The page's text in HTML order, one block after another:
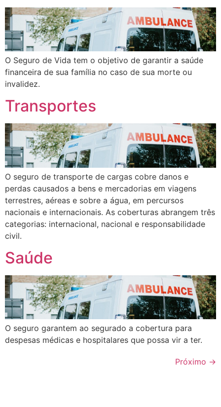
O Seguro de Vida tem o objetivo de garantir a saúde
financeira de sua família no caso de sua morte ou
invalidez.
Transportes
O seguro de transporte de cargas cobre danos e
perdas causados a bens e mercadorias em viagens
terrestres, aéreas e sobre a água, em percursos
nacionais e internacionais. As coberturas abrangem três
categorias: internacional, nacional e responsabilidade
civil.
Saúde
O seguro garantem ao segurado a cobertura para
despesas médicas e hospitalares que possa vir a ter.
Próximo →